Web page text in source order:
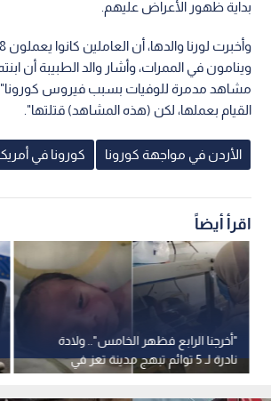
بداية ظهور الأعراض عليهم.
وينامون في الممرات، وأشار والد الطبيبة أن
مشاهد مدمرة للوفيات بسبب فيروس
القيام بعملها، لكن (هذه المشاهد) قتلتها".
الأردن في مواجهة كورونا كورونا في
اقرأ أيضاً
"أخرجنا الرابع فظهر الخامس".. ولادة
نادرة لـ 5 توائم تبهج مدينة تعز في
اليمن